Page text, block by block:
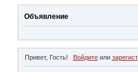
Объявление
Привет, Гость! Войдитеили